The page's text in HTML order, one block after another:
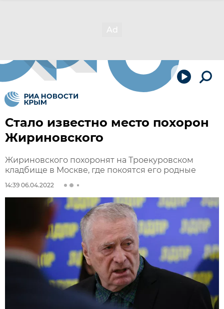
Стало известно место похорон
Жириновского
Жириновского похоронят на Троекуровском
кладбище в Москве, где покоятся его родные
14:39 06.04.2022